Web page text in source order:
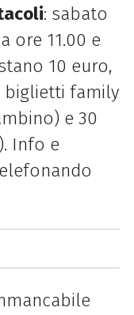
: sabato
ore 11.00 e
10 euro,
biglietti family
e 30
Info e